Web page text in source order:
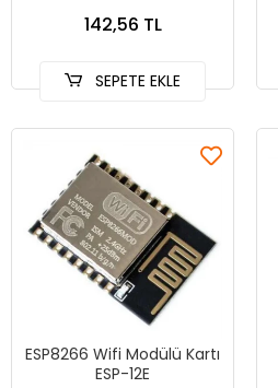
142,56 TL
SEPETE EKLE
ESP8266 Wifi Modülü Kartı
ESP-12E